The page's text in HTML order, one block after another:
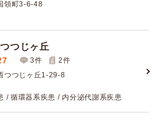
領町3-6-48
つじヶ丘
3件 2件
つつじヶ丘1-29-8
/ 循環器系疾患 / 内分泌代謝系疾患